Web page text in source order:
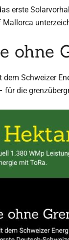
erste
ohne
Schweizer
für die